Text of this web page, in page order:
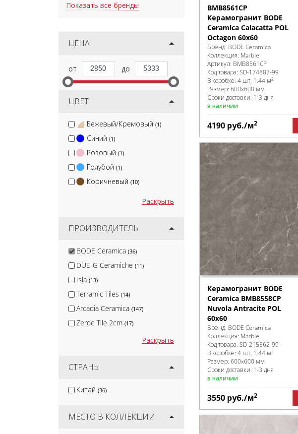
Показать все бренды
ЦЕНА
ЦВЕТ
Бежевый/Кремовый (1)
Синий (1)
Розовый (1)
Голубой (1)
Коричневый (10)
Раскрыть
ПРОИЗВОДИТЕЛЬ
BODE Ceramica (36)
DUE-G Ceramiche (11)
Isla (13)
Terramic Tiles (14)
Arcadia Ceramica (147)
Zerde Tile 2cm (17)
Nadis(2)
MGM Ceramiche
Раскрыть
СТРАНЫ
Китай (36)
МЕСТО В КОЛЛЕКЦИИ
BMB8561CP
Керамогранит BODE
Ceramica Calacatta POL
Octagon 60x60
Бренд: BODE Ceramica
Коллекция: Marble
Артикул: BMB8561CP
Код товара: SD-174887-99
В коробке: 4 шт, 1.44 м2
Размер: 600x600 мм
Сроки доставки: 1-3 дня
в наличии
4190 руб./м2
Керамогранит BODE
Ceramica BMB8558CP
Nuvola Antracite POL
60x60
Бренд: BODE Ceramica
Коллекция: Marble
Код товара: SD-215562-99
В коробке: 4 шт, 1.44 м2
Размер: 600x600 мм
Сроки доставки: 1-3 дня
в наличии
3550 руб./м2